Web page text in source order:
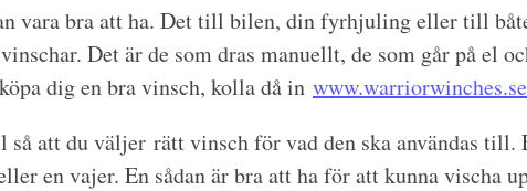
vara bra att ha. Det till bilen, din fyrhjuling eller till
Det är de som dras manuellt, de som går på el
dig en bra vinsch, kolla då in www.warriorwinches.se
så att du väljer rätt vinsch för vad den ska användas till.
en vajer. En sådan är bra att ha för att kunna vischa